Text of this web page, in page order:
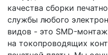
качества сборки
службы любого
видов - это SMD-
на токопроводящих